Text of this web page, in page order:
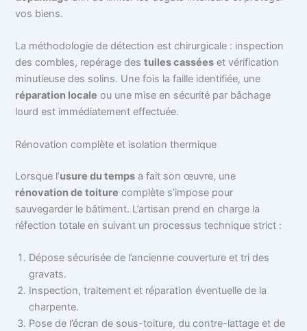
vos biens.
La méthodologie de détection est chirurgicale : inspection
des combles, repérage destuiles cassées et vérification
minutieuse des solins. Une fois la faille identifiée, une
réparation locale ou une mise en sécurité par bâchage
lourd est immédiatement effectuée.
Rénovation complète et isolation thermique
Lorsque l’usure du temps a fait son œuvre, une
rénovation de toiture complète s’impose pour
sauvegarder le bâtiment. L’artisan prend en charge la
réfection totale en suivant un processus technique strict :
Dépose sécurisée de l’ancienne couverture et tri des
gravats.
Inspection, traitement et réparation éventuelle de la
charpente.
Pose de l’écran de sous-toiture, du contre-lattage et de